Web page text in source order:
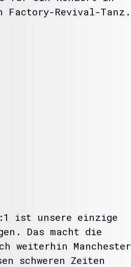
Factory-Revival-Tanz.
ist unsere einzige
Das macht die
weiterhin Manchester
schweren Zeiten